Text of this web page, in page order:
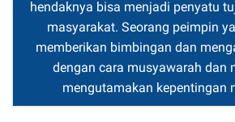
hendaknya bisa menjadi penyatu
masyarakat. Seorang peimpin
memberikan bimbingan dan
dengan cara musyawarah dan
mengutamakan kepentingan